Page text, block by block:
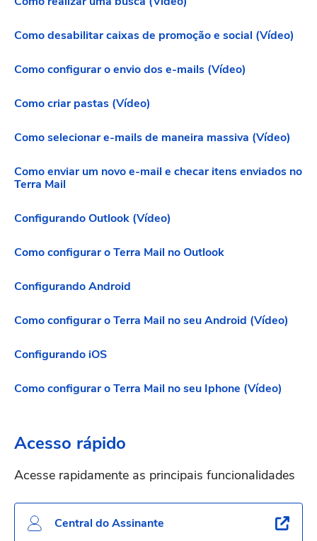
Como desabilitar caixas de promoção e social (Vídeo)
Como configurar o envio dos e-mails (Vídeo)
Como criar pastas (Vídeo)
Como selecionar e-mails de maneira massiva (Vídeo)
Como enviar um novo e-mail e checar itens enviados no
Terra Mail
Configurando Outlook (Vídeo)
Como configurar o Terra Mail no Outlook
Configurando Android
Como configurar o Terra Mail no seu Android (Vídeo)
Configurando iOS
Como configurar o Terra Mail no seu Iphone (Vídeo)
Acesso rápido
Acesse rapidamente as principais funcionalidades
Central do Assinante